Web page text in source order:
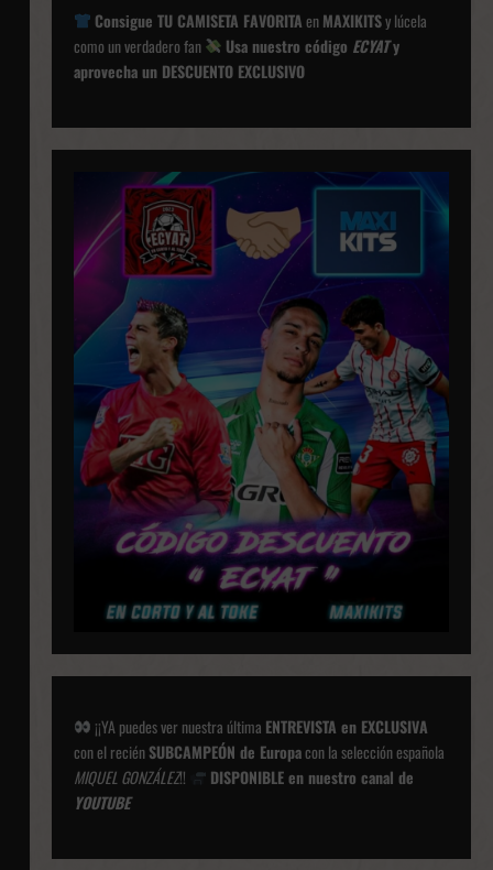
Consigue TU CAMISETA FAVORITAenMAXIKITSy lúcela
como un verdadero fan
Usa nuestro código ECYATy
aprovecha un DESCUENTO EXCLUSIVO
¡¡YA puedes ver nuestra última ENTREVISTA en EXCLUSIVA
con el reciénSUBCAMPEÓN de Europacon la selección española
MIQUEL GONZÁLEZ!!
DISPONIBLE en nuestro canal de
YOUTUBE